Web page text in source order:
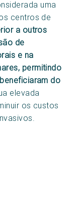
uma
centros de
a outros
de
e na
permitindo
do
elevada
os custos